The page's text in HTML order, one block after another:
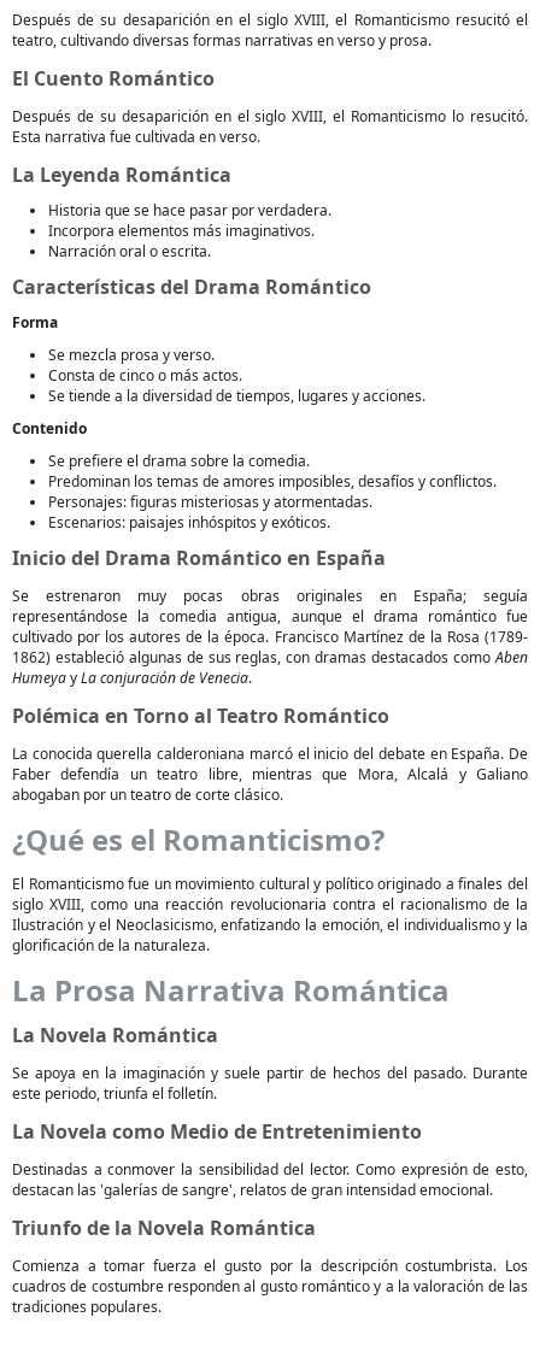
Después de su desaparición en el siglo XVIII, el Romanticismo resucitó el
teatro, cultivando diversas formas narrativas en verso y prosa.
El Cuento Romántico
Después de su desaparición en el siglo XVIII, el Romanticismo lo resucitó.
Esta narrativa fue cultivada en verso.
La Leyenda Romántica
Historia que se hace pasar por verdadera.
Incorpora elementos más imaginativos.
Narración oral o escrita.
Características del Drama Romántico
Forma
Se mezcla prosa y verso.
Consta de cinco o más actos.
Se tiende a la diversidad de tiempos, lugares y acciones.
Contenido
Se prefiere el drama sobre la comedia.
Predominan los temas de amores imposibles, desafíos y conflictos.
Personajes: figuras misteriosas y atormentadas.
Escenarios: paisajes inhóspitos y exóticos.
Inicio del Drama Romántico en España
Se estrenaron muy pocas obras originales en España; seguía
representándose la comedia antigua, aunque el drama romántico fue
cultivado por los autores de la época. Francisco Martínez de la Rosa (1789-
1862) estableció algunas de sus reglas, con dramas destacados comoAben
HumeyayLa conjuración de Venecia.
Polémica en Torno al Teatro Romántico
La conocida querella calderoniana marcó el inicio del debate en España. De
Faber defendía un teatro libre, mientras que Mora, Alcalá y Galiano
abogaban por un teatro de corte clásico.
¿Qué es el Romanticismo?
El Romanticismo fue un movimiento cultural y político originado a finales del
siglo XVIII, como una reacción revolucionaria contra el racionalismo de la
Ilustración y el Neoclasicismo, enfatizando la emoción, el individualismo y la
glorificación de la naturaleza.
La Prosa Narrativa Romántica
La Novela Romántica
Se apoya en la imaginación y suele partir de hechos del pasado. Durante
este periodo, triunfa el folletín.
La Novela como Medio de Entretenimiento
Destinadas a conmover la sensibilidad del lector. Como expresión de esto,
destacan las 'galerías de sangre', relatos de gran intensidad emocional.
Triunfo de la Novela Romántica
Comienza a tomar fuerza el gusto por la descripción costumbrista. Los
cuadros de costumbre responden al gusto romántico y a la valoración de las
tradiciones populares.